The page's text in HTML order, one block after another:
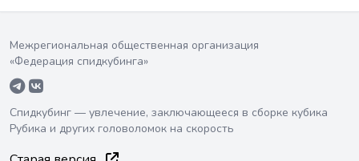
Межрегиональная общественная организация
«Федерация спидкубинга»
Спидкубинг — увлечение, заключающееся в сборке кубика
Рубика и других головоломок на скорость